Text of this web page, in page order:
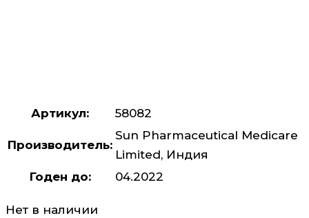
Артикул: 58082
Производитель:
Sun Pharmaceutical Medicare
Limited, Индия
Годен до:
04.2022
Нет в наличии